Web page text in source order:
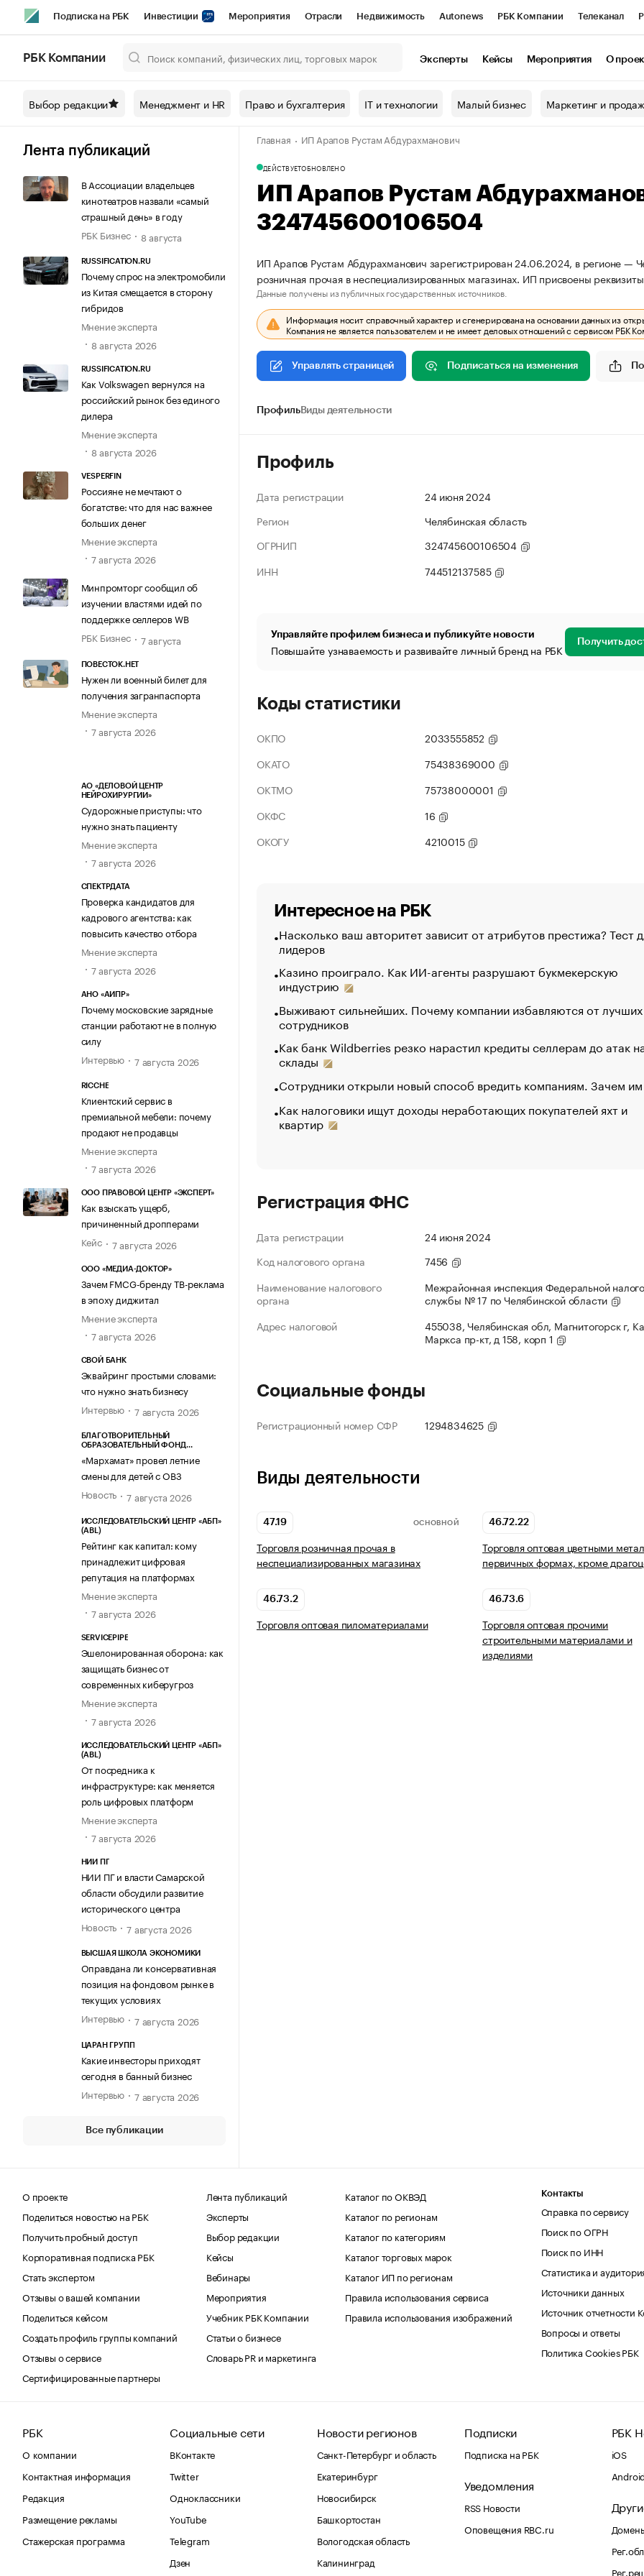
Подписка на РБК Инвестиции Мероприятия Отрасли Недвижимость Autonews РБК Компании Телеканал
Спецпроекты СПб Конференции СПб Спецпроекты Проверка контрагентов
Технологии и медиа Рынок наличной валюты
РБК Компании Эксперты Кейсы Мероприятия О
Выбор редакции Менеджмент и HR Право и бухгалтерия IT и технологии Малый бизнес Маркетинг и
Лента публикаций
В Ассоциации владельцев
кинотеатров назвали «самый
страшный день» в году
РБК Бизнес
8 августа
RUSSIFICATION.RU
Почему спрос на электромобили
из Китая смещается в сторону
гибридов
Мнение эксперта
8 августа 2026
RUSSIFICATION.RU
Как Volkswagen вернулся на
российский рынок без единого
дилера
Мнение эксперта
8 августа 2026
VESPERFIN
Россияне не мечтают о
богатстве: что для нас важнее
больших денег
Мнение эксперта
7 августа 2026
Минпромторг сообщил об
изучении властями идей по
поддержке селлеров WB
РБК Бизнес
7 августа
ПОВЕСТОК.НЕТ
Нужен ли военный билет для
получения загранпаспорта
Мнение эксперта
7 августа 2026
АО «ДЕЛОВОЙ ЦЕНТР
НЕЙРОХИРУРГИИ»
Судорожные приступы: что
нужно знать пациенту
Мнение эксперта
7 августа 2026
СПЕКТРДАТА
Проверка кандидатов для
кадрового агентства: как
повысить качество отбора
Мнение эксперта
7 августа 2026
АНО «АИПР»
Почему московские зарядные
станции работают не в полную
силу
Интервью
7 августа 2026
RICCHE
Клиентский сервис в
премиальной мебели: почему
продают не продавцы
Мнение эксперта
7 августа 2026
ООО ПРАВОВОЙ ЦЕНТР «ЭКСПЕРТ»
Как взыскать ущерб,
причиненный дропперами
Кейс
7 августа 2026
ООО «МЕДИА-ДОКТОР»
Зачем FMCG-бренду ТВ-реклама
в эпоху диджитал
Мнение эксперта
7 августа 2026
СВОЙ БАНК
Эквайринг простыми словами:
что нужно знать бизнесу
Интервью
7 августа 2026
БЛАГОТВОРИТЕЛЬНЫЙ
ОБРАЗОВАТЕЛЬНЫЙ ФОНД
«Мархамат» провел летние
смены для детей с ОВЗ
Новость
7 августа 2026
ИССЛЕДОВАТЕЛЬСКИЙ ЦЕНТР «АБП»
(ABL)
Рейтинг как капитал: кому
принадлежит цифровая
репутация на платформах
Мнение эксперта
7 августа 2026
SERVICEPIPE
Эшелонированная оборона: как
защищать бизнес от
современных киберугроз
Мнение эксперта
7 августа 2026
ИССЛЕДОВАТЕЛЬСКИЙ ЦЕНТР «АБП»
(ABL)
От посредника к
инфраструктуре: как меняется
роль цифровых платформ
Мнение эксперта
7 августа 2026
НИИ ПГ
НИИ ПГ и власти Самарской
области обсудили развитие
исторического центра
Новость
7 августа 2026
ВЫСШАЯ ШКОЛА ЭКОНОМИКИ
Оправдана ли консервативная
позиция на фондовом рынке в
текущих условиях
Интервью
7 августа 2026
ЦАРАН ГРУПП
Какие инвесторы приходят
сегодня в банный бизнес
Интервью
7 августа 2026
Все публикации
Главная ИП Арапов Рустам Абдурахманович
ДЕЙСТВУЕТОБНОВЛЕНО
ИП Арапов Рустам
324745600106504
ИП Арапов Рустам Абдурахманович зарегистрирован 24.06.2024, в регионе —
розничная прочая в неспециализированных магазинах. ИП присвоены
Данные получены из публичных государственных источников.
Информация носит справочный характер и сгенерирована на основании данных из
Компания не является пользователем и не имеет деловых отношений с сервисом РБК
Управлять страницей Подписаться на изменения
ПрофильВиды деятельности
Профиль
Дата регистрации
24 июня 2024
Регион
Челябинская область
ОГРНИП
324745600106504
ИНН
744512137585
Управляйте профилем бизнеса и публикуйте новости
Повышайте узнаваемость и развивайте личный бренд на РБК Получить
Коды статистики
ОКПО
2033555852
ОКАТО
75438369000
ОКТМО
75738000001
ОКФС
16
ОКОГУ
4210015
Интересное на РБК
Насколько ваш авторитет зависит от атрибутов престижа? Тест
лидеров
Казино проиграло. Как ИИ-агенты разрушают букмекерскую
индустрию
Выживают сильнейших. Почему компании избавляются от лучших
сотрудников
Как банк Wildberries резко нарастил кредиты селлерам до атак
склады
Сотрудники открыли новый способ вредить компаниям. Зачем
Как налоговики ищут доходы неработающих покупателей яхт и
квартир
Регистрация ФНС
Дата регистрации
24 июня 2024
Код налогового органа
7456
Наименование налогового
органа
Межрайонная инспекция Федеральной
службы № 17 по Челябинской области
Адрес налоговой
455038, Челябинская обл, Магнитогорск г,
Маркса пр-кт, д 158, корп 1
Социальные фонды
Регистрационный номер СФР 1294834625
Виды деятельности
47.19 ОСНОВНОЙ
Торговля розничная прочая в
неспециализированных магазинах
46.72.22
Торговля оптовая цветными
первичных формах, кроме
46.73.2
Торговля оптовая пиломатериалами
46.73.6
Торговля оптовая прочими
строительными материалами и
изделиями
О проекте
Поделиться новостью на РБК
Получить пробный доступ
Корпоративная подписка РБК
Стать экспертом
Отзывы о вашей компании
Поделиться кейсом
Создать профиль группы компаний
Отзывы о сервисе
Сертифицированные партнеры
Лента публикаций
Эксперты
Выбор редакции
Кейсы
Вебинары
Мероприятия
Учебник РБК Компании
Статьи о бизнесе
Словарь PR и маркетинга
Каталог по ОКВЭД
Каталог по регионам
Каталог по категориям
Каталог торговых марок
Каталог ИП по регионам
Правила использования сервиса
Правила использования изображений
Контакты
Справка по сервису
Поиск по ОГРН
Поиск по ИНН
Статистика и
Источники данных
Источник отчетности
Вопросы и ответы
Политика Cookies РБК
РБК
О компании
Контактная информация
Редакция
Размещение рекламы
Стажерская программа
Социальные сети
ВКонтакте
Twitter
Одноклассники
YouTube
Telegram
Дзен
Новости регионов
Санкт-Петербург и область
Екатеринбург
Новосибирск
Башкортостан
Вологодская область
Калининград
Подписки
Подписка на РБК
Уведомления
RSS Новости
Оповещения RBC.ru
РБК
iOS